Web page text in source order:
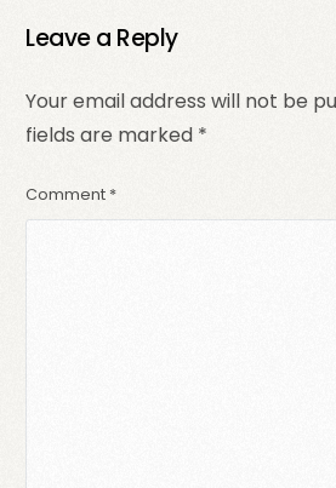
Leave a Reply
Your email address will not be
fields are marked *
Comment *